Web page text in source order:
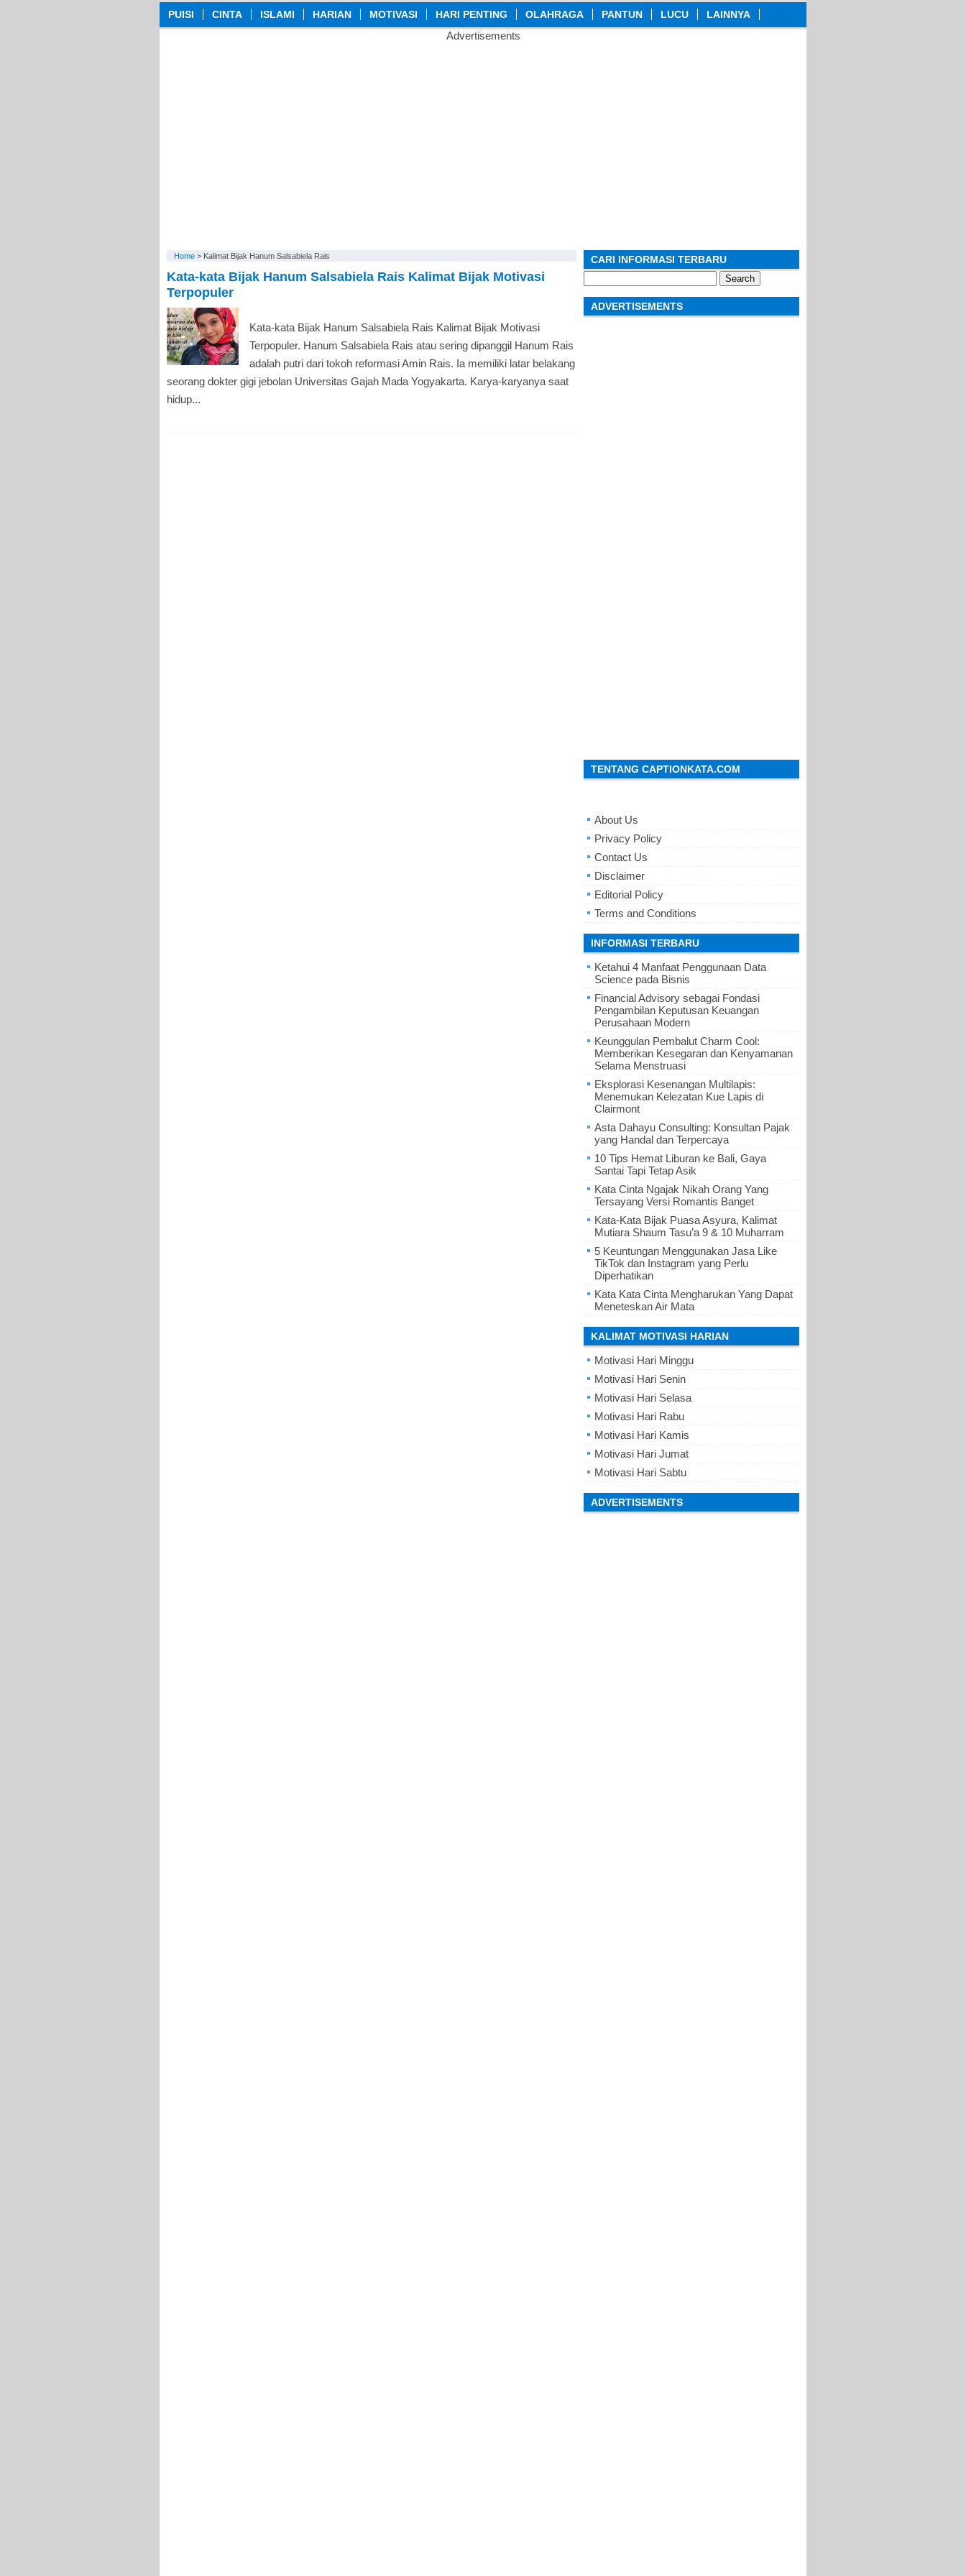
PUISI CINTA ISLAMI HARIAN MOTIVASI HARI PENTING OLAHRAGA PANTUN LUCU LAINNYA
Advertisements
Home > Kalimat Bijak Hanum Salsabiela Rais
Kata-kata Bijak Hanum Salsabiela Rais Kalimat Bijak Motivasi
Terpopuler
Kata-kata Bijak Hanum Salsabiela Rais Kalimat Bijak Motivasi
Terpopuler. Hanum Salsabiela Rais atau sering dipanggil Hanum Rais
adalah putri dari tokoh reformasi Amin Rais. Ia memiliki latar belakang
seorang dokter gigi jebolan Universitas Gajah Mada Yogyakarta. Karya-karyanya saat
hidup...
CARI INFORMASI TERBARU
for:
ADVERTISEMENTS
TENTANG CAPTIONKATA.COM
About Us
Privacy Policy
Contact Us
Disclaimer
Editorial Policy
Terms and Conditions
INFORMASI TERBARU
Ketahui 4 Manfaat Penggunaan Data
Science pada Bisnis
Financial Advisory sebagai Fondasi
Pengambilan Keputusan Keuangan
Perusahaan Modern
Keunggulan Pembalut Charm Cool:
Memberikan Kesegaran dan Kenyamanan
Selama Menstruasi
Eksplorasi Kesenangan Multilapis:
Menemukan Kelezatan Kue Lapis di
Clairmont
Asta Dahayu Consulting: Konsultan Pajak
yang Handal dan Terpercaya
10 Tips Hemat Liburan ke Bali, Gaya
Santai Tapi Tetap Asik
Kata Cinta Ngajak Nikah Orang Yang
Tersayang Versi Romantis Banget
Kata-Kata Bijak Puasa Asyura, Kalimat
Mutiara Shaum Tasu’a 9 & 10 Muharram
5 Keuntungan Menggunakan Jasa Like
TikTok dan Instagram yang Perlu
Diperhatikan
Kata Kata Cinta Mengharukan Yang Dapat
Meneteskan Air Mata
KALIMAT MOTIVASI HARIAN
Motivasi Hari Minggu
Motivasi Hari Senin
Motivasi Hari Selasa
Motivasi Hari Rabu
Motivasi Hari Kamis
Motivasi Hari Jumat
Motivasi Hari Sabtu
ADVERTISEMENTS